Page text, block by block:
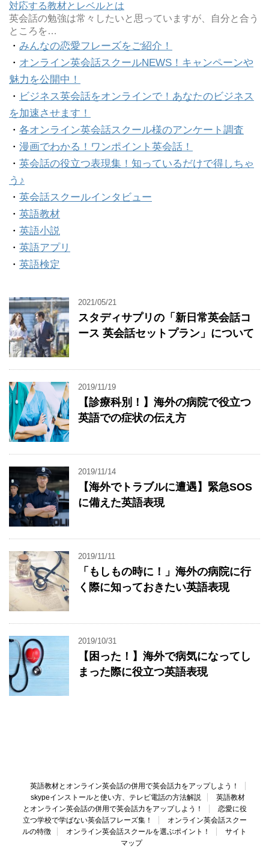
対応する教材とレベルとは
英会話の勉強は常々したいと思っていますが、自分と合う
ところを…
・ みんなの恋愛フレーズをご紹介！
・ オンライン英会話スクールNEWS！キャンペーンや
魅力を公開中！
・ ビジネス英会話をオンラインで！あなたのビジネス
を加速させます！
・ 各オンライン英会話スクール様のアンケート調査
・ 漫画でわかる！ワンポイント英会話！
・ 英会話の役立つ表現集！知っているだけで得しちゃ
う♪
・ 英会話スクールインタビュー
・ 英語教材
・ 英語小説
・ 英語アプリ
・ 英語検定
2021/05/21
スタディサプリの「新日常英会話コ
ース 英会話セットプラン」について
2019/11/19
【診療科別！】海外の病院で役立つ
英語での症状の伝え方
2019/11/14
【海外でトラブルに遭遇】緊急SOS
に備えた英語表現
2019/11/11
「もしもの時に！」海外の病院に行
く際に知っておきたい英語表現
2019/10/31
【困った！】海外で病気になってし
まった際に役立つ英語表現
英語教材とオンライン英会話の併用で英会話力をアップしよう！
skypeインストールと使い方、テレビ電話の方法解説
英語教材
とオンライン英会話の併用で英会話力をアップしよう！
恋愛に役
立つ学校で学ばない英会話フレーズ集！
オンライン英会話スクー
ルの特徴
オンライン英会話スクールを選ぶポイント！
サイト
マップ